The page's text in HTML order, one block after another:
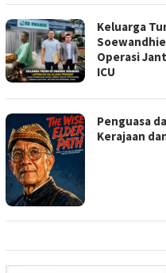
Keluarga
Operasi
ICU
Penguasa
Kerajaan